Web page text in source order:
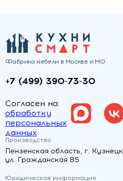
Фабрика мебели в Москве и МО
+7 (499) 390-73-30
Согласен на
обработку
персональных
данных
Производство
Пензенская область, г. Кузнецк
ул. Гражданская 85
Юридическая информация